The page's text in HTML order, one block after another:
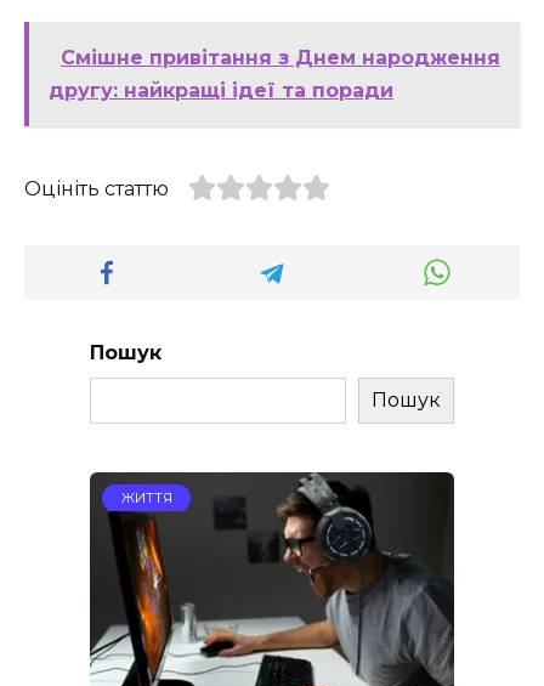
Смішне привітання з Днем народження
другу: найкращі ідеї та поради
Оцініть статтю
Пошук
Пошук
ЖИТТЯ